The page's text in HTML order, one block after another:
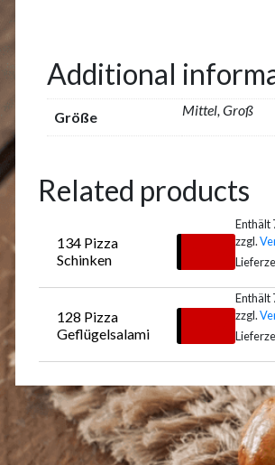
Additional
Größe Mittel, Groß
Related products
134 Pizza
Schinken
Enthält
zzgl.
128 Pizza
Geflügelsalami
Enthält
zzgl.